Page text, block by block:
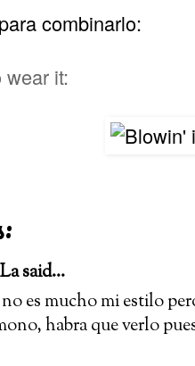
combinarlo:
it:
said...
es mucho mi estilo
habra que verlo